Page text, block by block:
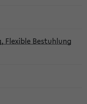
Flexible Bestuhlung